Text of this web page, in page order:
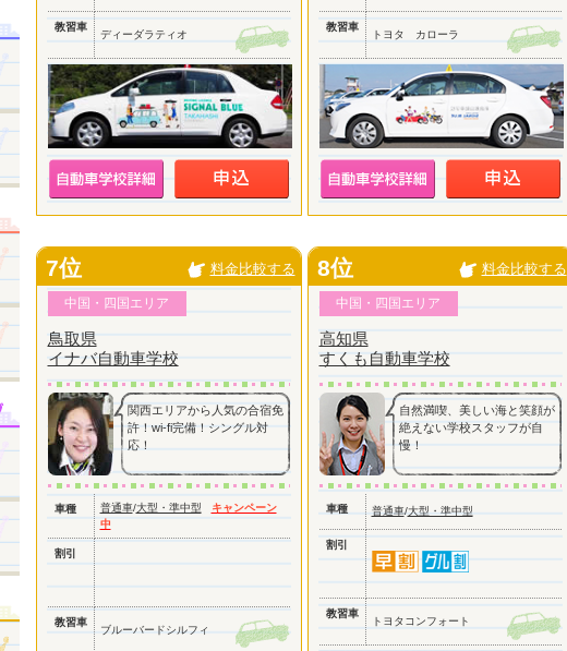
教習車
ディーダラティオ
教習車
トヨタ カローラ
7位 料金比較する
中国・四国エリア
鳥取県
イナバ自動車学校
関西エリアから人気の合宿免
許！wi-fi完備！シングル対
応！
車種 普通車/大型・準中型
キャンペーン
中
割引
教習車
ブルーバードシルフィ
8位 料金比較する
中国・四国エリア
高知県
すくも自動車学校
自然満喫、美しい海と笑顔が
絶えない学校スタッフが自
慢！
車種 普通車/大型・準中型
割引
教習車
トヨタコンフォート